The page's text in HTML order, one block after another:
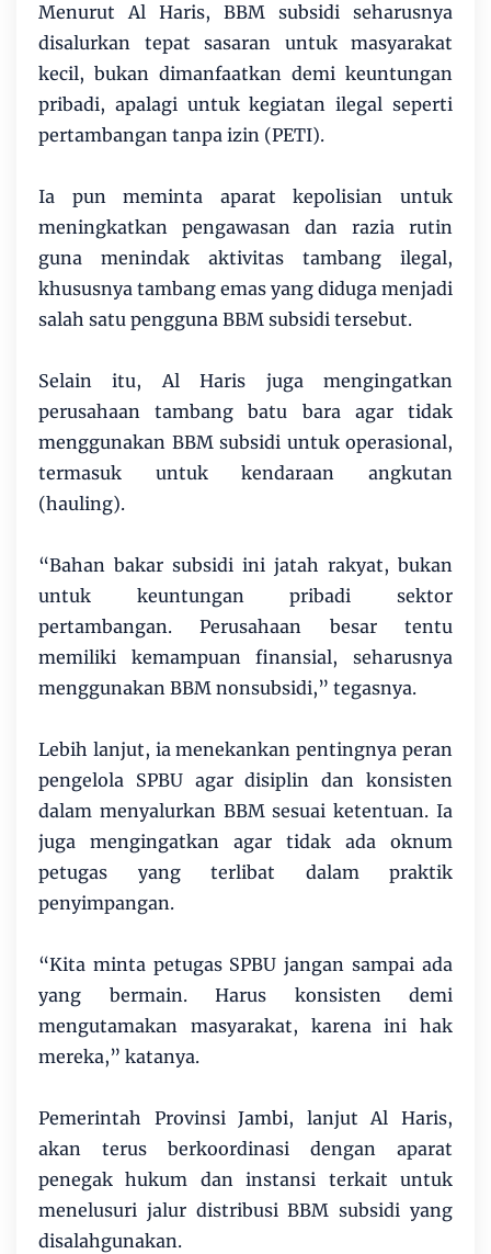
Menurut Al Haris, BBM subsidi seharusnya
disalurkan tepat sasaran untuk masyarakat
kecil, bukan dimanfaatkan demi keuntungan
pribadi, apalagi untuk kegiatan ilegal seperti
pertambangan tanpa izin (PETI).
Ia pun meminta aparat kepolisian untuk
meningkatkan pengawasan dan razia rutin
guna menindak aktivitas tambang ilegal,
khususnya tambang emas yang diduga menjadi
salah satu pengguna BBM subsidi tersebut.
Selain itu, Al Haris juga mengingatkan
perusahaan tambang batu bara agar tidak
menggunakan BBM subsidi untuk operasional,
termasuk untuk kendaraan angkutan
(hauling).
“Bahan bakar subsidi ini jatah rakyat, bukan
untuk keuntungan pribadi sektor
pertambangan. Perusahaan besar tentu
memiliki kemampuan finansial, seharusnya
menggunakan BBM nonsubsidi,” tegasnya.
Lebih lanjut, ia menekankan pentingnya peran
pengelola SPBU agar disiplin dan konsisten
dalam menyalurkan BBM sesuai ketentuan. Ia
juga mengingatkan agar tidak ada oknum
petugas yang terlibat dalam praktik
penyimpangan.
“Kita minta petugas SPBU jangan sampai ada
yang bermain. Harus konsisten demi
mengutamakan masyarakat, karena ini hak
mereka,” katanya.
Pemerintah Provinsi Jambi, lanjut Al Haris,
akan terus berkoordinasi dengan aparat
penegak hukum dan instansi terkait untuk
menelusuri jalur distribusi BBM subsidi yang
disalahgunakan.